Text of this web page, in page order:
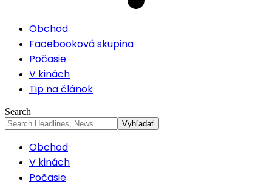
Obchod
Facebooková skupina
Počasie
V kinách
Tip na článok
Search
Obchod
V kinách
Počasie